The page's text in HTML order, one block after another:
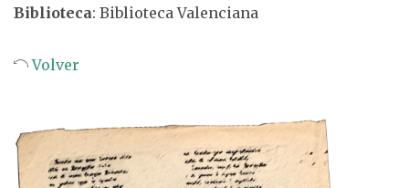
Biblioteca: Biblioteca Valenciana
Volver